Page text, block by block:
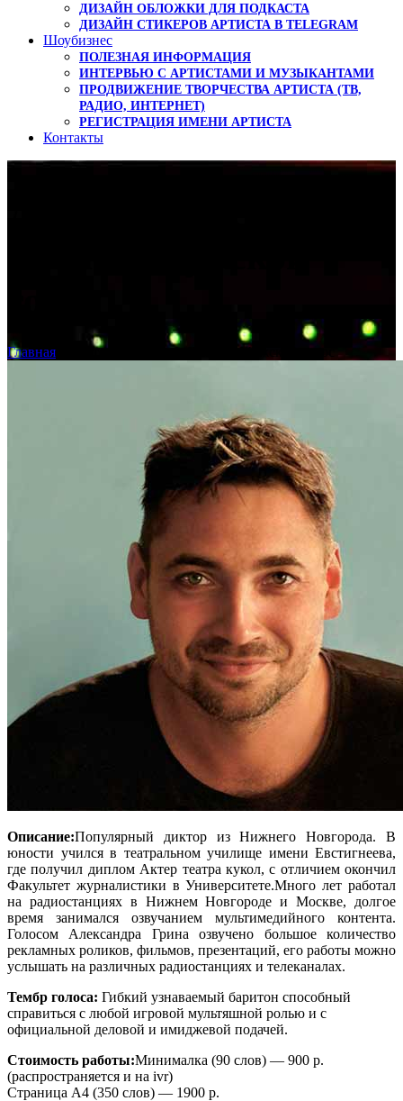
ДИЗАЙН ОБЛОЖКИ ДЛЯ ПОДКАСТА
ДИЗАЙН СТИКЕРОВ АРТИСТА В TELEGRAM
Шоубизнес
ПОЛЕЗНАЯ ИНФОРМАЦИЯ
ИНТЕРВЬЮ С АРТИСТАМИ И МУЗЫКАНТАМИ
ПРОДВИЖЕНИЕ ТВОРЧЕСТВА АРТИСТА (ТВ,
РАДИО, ИНТЕРНЕТ)
РЕГИСТРАЦИЯ ИМЕНИ АРТИСТА
Контакты
Главная Диктор Александр Грин — Мужской голос
Описание:Популярный диктор из Нижнего Новгорода. В
юности учился в театральном училище имени Евстигнеева,
где получил диплом Актер театра кукол, с отличием окончил
Факультет журналистики в Университете.Много лет работал
на радиостанциях в Нижнем Новгороде и Москве, долгое
время занимался озвучанием мультимедийного контента.
Голосом Александра Грина озвучено большое количество
рекламных роликов, фильмов, презентаций, его работы можно
услышать на различных радиостанциях и телеканалах.
Тембр голоса: Гибкий узнаваемый баритон способный
справиться с любой игровой мультяшной ролью и с
официальной деловой и имиджевой подачей.
Стоимость работы:Минималка (90 слов) — 900 р.
(распространяется и на ivr)
Страница А4 (350 слов) — 1900 р.